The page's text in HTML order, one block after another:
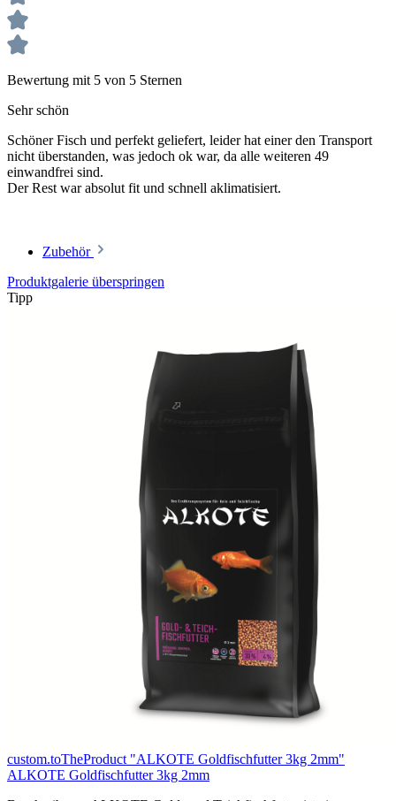
Bewertung mit 5 von 5 Sternen
Sehr schön
Schöner Fisch und perfekt geliefert, leider hat einer den Transport
nicht überstanden, was jedoch ok war, da alle weiteren 49
einwandfrei sind.
Der Rest war absolut fit und schnell aklimatisiert.
Zubehör
Produktgalerie überspringen
Tipp
custom.toTheProduct "ALKOTE Goldfischfutter 3kg 2mm"
ALKOTE Goldfischfutter 3kg 2mm